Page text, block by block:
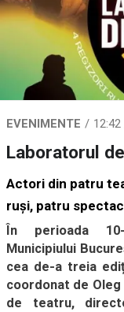
EVENIMENTE
Laboratorul
Actori din patru
ruși, patru
În perioada
Municipiului
cea de-a treia
coordonat de
de teatru,